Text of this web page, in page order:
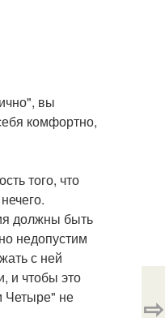
вы
комфортно,
того, что
должны быть
недопустим
с ней
и чтобы это
Четыре" не
⇨